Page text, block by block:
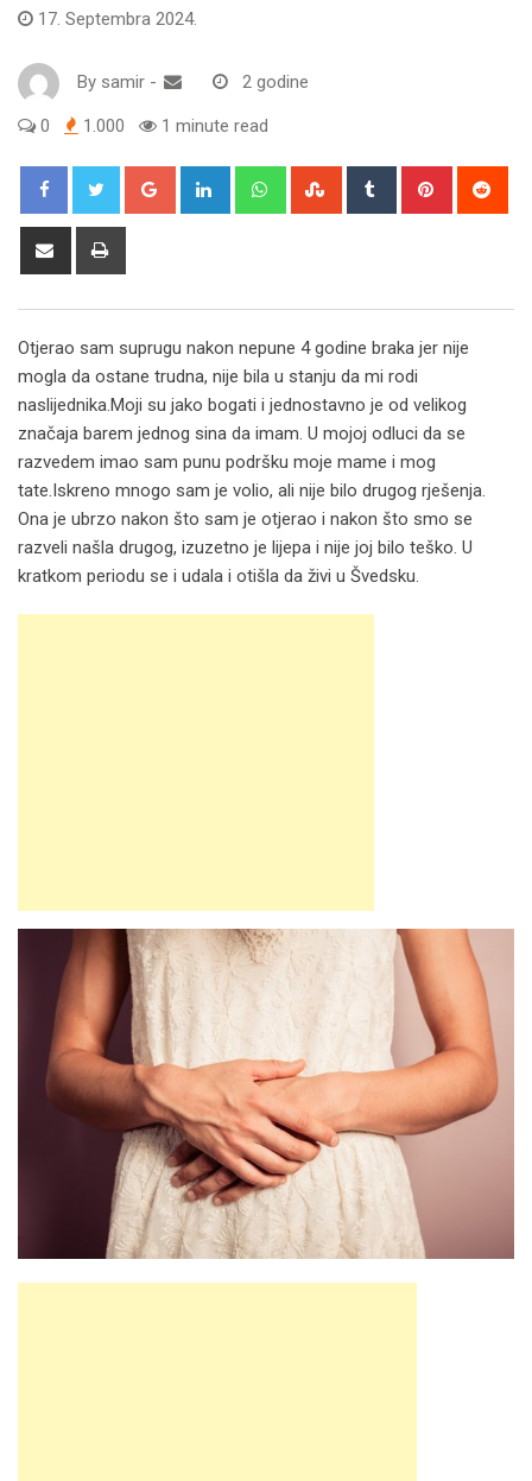
17. Septembra 2024.
By samir - 2 godine
0 1.000 1 minute read
Google+ LinkedIn WhatsappStumbleUpon
Tumblr Pinterest
Share
Otjerao sam suprugu nakon nepune 4 godine braka jer nije
mogla da ostane trudna, nije bila u stanju da mi rodi
naslijednika.Moji su jako bogati i jednostavno je od velikog
značaja barem jednog sina da imam. U mojoj odluci da se
razvedem imao sam punu podršku moje mame i mog
tate.Iskreno mnogo sam je volio, ali nije bilo drugog rješenja.
Ona je ubrzo nakon što sam je otjerao i nakon što smo se
razveli našla drugog, izuzetno je lijepa i nije joj bilo teško. U
kratkom periodu se i udala i otišla da živi u Švedsku.